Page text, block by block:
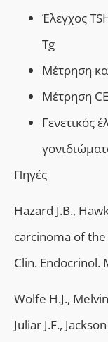
Έλεγχος
Tg
Μέτρηση
Μέτρηση
Γενετικός
Πηγές
Ηazard J.B.,
carcinoma of
Clin. Endocrinol.
Wolfe H.J.,
Juliar J.F.,